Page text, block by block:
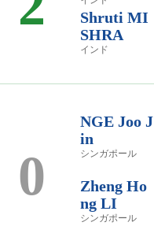
Shruti MI
SHRA
インド
0
NGE Joo J
in
シンガポール
Zheng Ho
ng LI
シンガポール